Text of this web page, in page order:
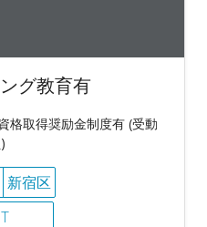
グ教育有
格取得奨励金制度有 (受動
新宿区